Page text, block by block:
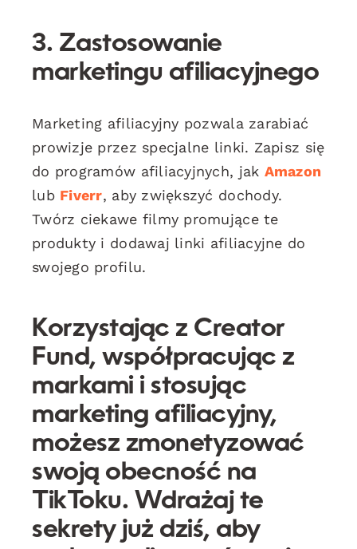
3. Zastosowanie
marketingu afiliacyjnego
Marketing afiliacyjny pozwala zarabiać
prowizje przez specjalne linki. Zapisz się
do programów afiliacyjnych, jak Amazon
lub Fiverr, aby zwiększyć dochody.
Twórz ciekawe filmy promujące te
produkty i dodawaj linki afiliacyjne do
swojego profilu.
Korzystając z Creator
Fund, współpracując z
markami i stosując
marketing afiliacyjny,
możesz zmonetyzować
swoją obecność na
TikToku. Wdrażaj te
sekrety już dziś, aby